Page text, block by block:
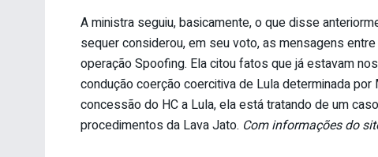
A ministra seguiu, basicamente, o que disse
sequer considerou, em seu voto, as mensagens
operação Spoofing. Ela citou fatos que já estavam
condução coerção coercitiva de Lula determinada
concessão do HC a Lula, ela está tratando de um
procedimentos da Lava Jato. Com informações do